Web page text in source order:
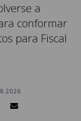
a
conformar
para Fiscal
2026